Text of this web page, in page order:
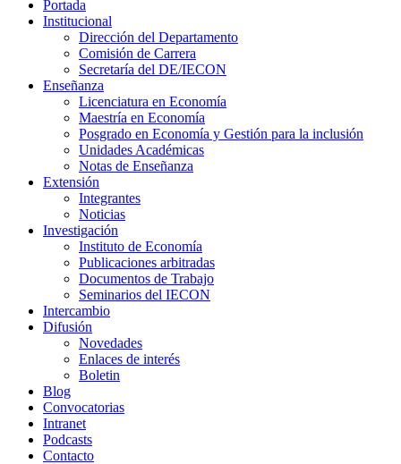
Portada
Institucional
Dirección del Departamento
Comisión de Carrera
Secretaría del DE/IECON
Enseñanza
Licenciatura en Economía
Maestría en Economía
Posgrado en Economía y Gestión para la inclusión
Unidades Académicas
Notas de Enseñanza
Extensión
Integrantes
Noticias
Investigación
Instituto de Economía
Publicaciones arbitradas
Documentos de Trabajo
Seminarios del IECON
Intercambio
Difusión
Novedades
Enlaces de interés
Boletin
Blog
Convocatorias
Intranet
Podcasts
Contacto